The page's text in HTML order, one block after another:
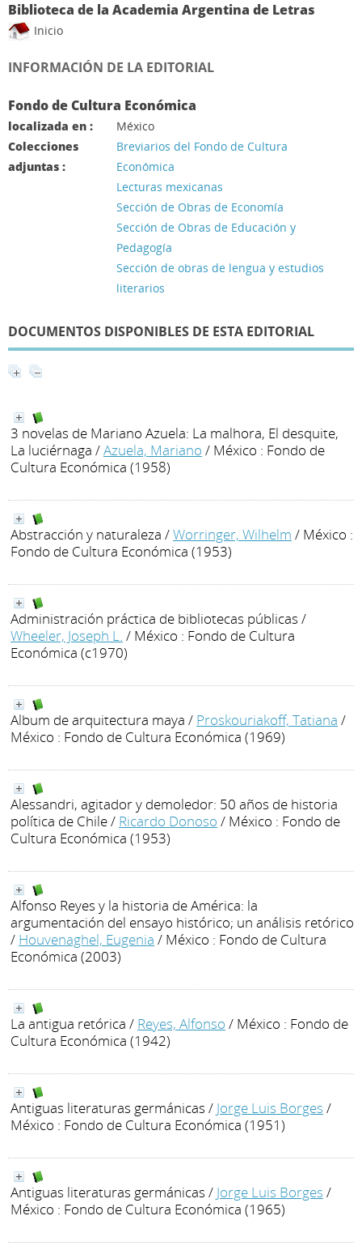
Biblioteca de la Academia Argentina de Letras
Inicio
INFORMACIÓN DE LA EDITORIAL
Fondo de Cultura Económica
localizada en :
México
Colecciones
adjuntas :
Breviarios del Fondo de Cultura
Económica
Lecturas mexicanas
Sección de Obras de Economía
Sección de Obras de Educación y
Pedagogía
Sección de obras de lengua y estudios
literarios
DOCUMENTOS DISPONIBLES DE ESTA EDITORIAL
3 novelas de Mariano Azuela: La malhora, El desquite,
La luciérnaga /Azuela, Mariano / México : Fondo de
Cultura Económica (1958)
Abstracción y naturaleza /Worringer, Wilhelm / México :
Fondo de Cultura Económica (1953)
Administración práctica de bibliotecas públicas /
Wheeler, Joseph L. / México : Fondo de Cultura
Económica (c1970)
Album de arquitectura maya / Proskouriakoff, Tatiana /
México : Fondo de Cultura Económica (1969)
Alessandri, agitador y demoledor: 50 años de historia
política de Chile/ Ricardo Donoso / México : Fondo de
Cultura Económica (1953)
Alfonso Reyes y la historia de América: la
argumentación del ensayo histórico; un análisis retórico
/ Houvenaghel, Eugenia / México : Fondo de Cultura
Económica (2003)
La antigua retórica / Reyes, Alfonso / México : Fondo de
Cultura Económica (1942)
Antiguas literaturas germánicas / Jorge Luis Borges /
México : Fondo de Cultura Económica (1951)
Antiguas literaturas germánicas / Jorge Luis Borges /
México : Fondo de Cultura Económica (1965)